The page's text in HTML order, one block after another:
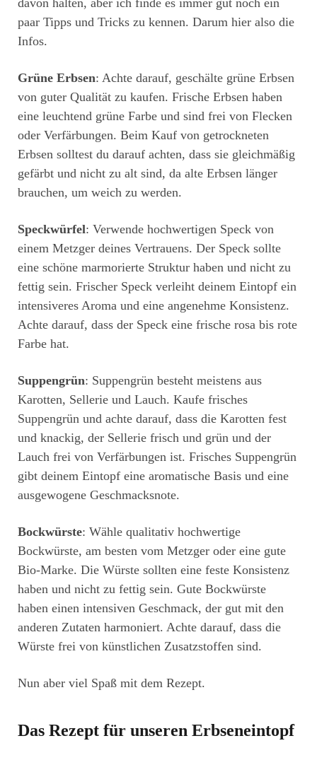
davon halten, aber ich finde es immer gut noch ein
paar Tipps und Tricks zu kennen. Darum hier also die
Infos.
Grüne Erbsen: Achte darauf, geschälte grüne Erbsen
von guter Qualität zu kaufen. Frische Erbsen haben
eine leuchtend grüne Farbe und sind frei von Flecken
oder Verfärbungen. Beim Kauf von getrockneten
Erbsen solltest du darauf achten, dass sie gleichmäßig
gefärbt und nicht zu alt sind, da alte Erbsen länger
brauchen, um weich zu werden.
Speckwürfel: Verwende hochwertigen Speck von
einem Metzger deines Vertrauens. Der Speck sollte
eine schöne marmorierte Struktur haben und nicht zu
fettig sein. Frischer Speck verleiht deinem Eintopf ein
intensiveres Aroma und eine angenehme Konsistenz.
Achte darauf, dass der Speck eine frische rosa bis rote
Farbe hat.
Suppengrün: Suppengrün besteht meistens aus
Karotten, Sellerie und Lauch. Kaufe frisches
Suppengrün und achte darauf, dass die Karotten fest
und knackig, der Sellerie frisch und grün und der
Lauch frei von Verfärbungen ist. Frisches Suppengrün
gibt deinem Eintopf eine aromatische Basis und eine
ausgewogene Geschmacksnote.
Bockwürste: Wähle qualitativ hochwertige
Bockwürste, am besten vom Metzger oder eine gute
Bio-Marke. Die Würste sollten eine feste Konsistenz
haben und nicht zu fettig sein. Gute Bockwürste
haben einen intensiven Geschmack, der gut mit den
anderen Zutaten harmoniert. Achte darauf, dass die
Würste frei von künstlichen Zusatzstoffen sind.
Nun aber viel Spaß mit dem Rezept.
Das Rezept für unseren Erbseneintopf